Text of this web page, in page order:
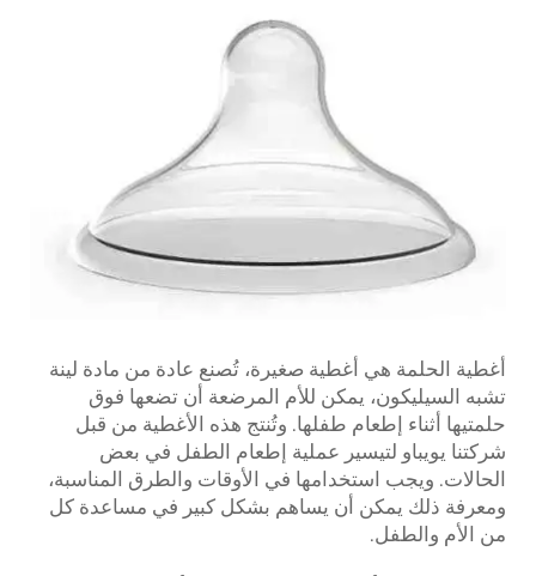
أغطية الحلمة هي أغطية صغيرة، تُصنع عادة من مادة لينة
تشبه السيليكون، يمكن للأم المرضعة أن تضعها فوق
حلمتيها أثناء إطعام طفلها. وتُنتج هذه الأغطية من قبل
شركتنا يويباو لتيسير عملية إطعام الطفل في بعض
الحالات. ويجب استخدامها في الأوقات والطرق المناسبة،
ومعرفة ذلك يمكن أن يساهم بشكل كبير في مساعدة كل
من الأم والطفل.